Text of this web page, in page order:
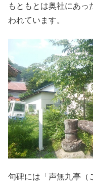
もともとは奥社にあっ
われています。
句碑には「声無九亭